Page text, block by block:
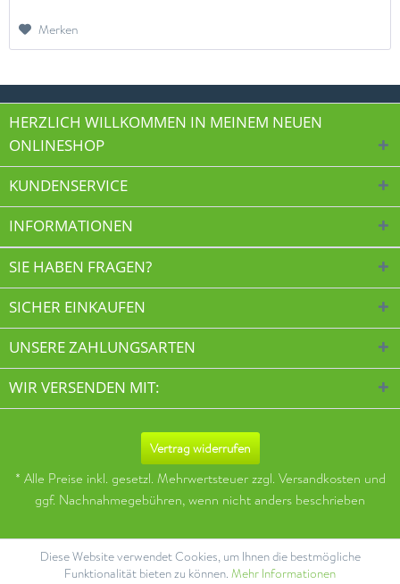
Merken
HERZLICH WILLKOMMEN IN MEINEM NEUEN
ONLINESHOP
KUNDENSERVICE
INFORMATIONEN
SIE HABEN FRAGEN?
SICHER EINKAUFEN
UNSERE ZAHLUNGSARTEN
WIR VERSENDEN MIT:
Vertrag widerrufen
* Alle Preise inkl. gesetzl. Mehrwertsteuer zzgl. Versandkosten und
ggf. Nachnahmegebühren, wenn nicht anders beschrieben
Diese Website verwendet Cookies, um Ihnen die bestmögliche
Funktionalität bieten zu können. Mehr Informationen